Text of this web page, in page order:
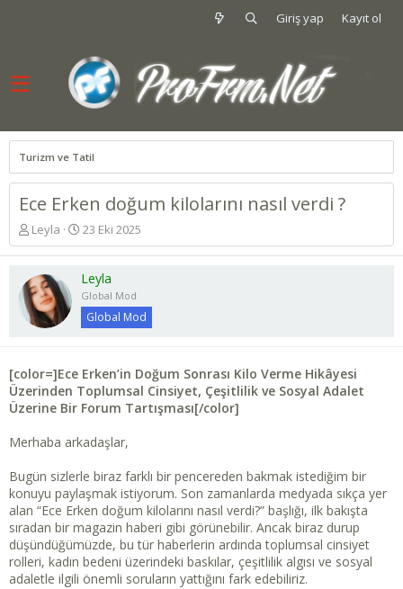
Giriş yap Kayıt ol
Turizm ve Tatil
Ece Erken doğum kilolarını nasıl verdi ?
K
o
n
u
y
u
b
l
a
t
n
Leyla
B
a
ş
l
a
n
g
t
a
r
h
23 Eki 2025
Leyla
Global Mod
Global Mod
[color=]Ece Erken’in Doğum Sonrası Kilo Verme Hikâyesi
Üzerinden Toplumsal Cinsiyet, Çeşitlilik ve Sosyal Adalet
Üzerine Bir Forum Tartışması[/color]
Merhaba arkadaşlar,
Bugün sizlerle biraz farklı bir pencereden bakmak istediğim bir
konuyu paylaşmak istiyorum. Son zamanlarda medyada sıkça yer
alan “Ece Erken doğum kilolarını nasıl verdi?” başlığı, ilk bakışta
sıradan bir magazin haberi gibi görünebilir. Ancak biraz durup
düşündüğümüzde, bu tür haberlerin ardında toplumsal cinsiyet
rolleri, kadın bedeni üzerindeki baskılar, çeşitlilik algısı ve sosyal
adaletle ilgili önemli soruların yattığını fark edebiliriz.